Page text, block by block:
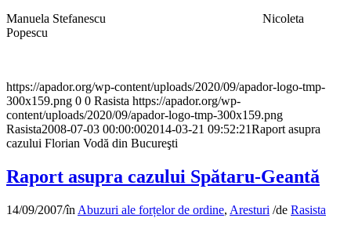
Manuela Stefanescu Nicoleta
Popescu
https://apador.org/wp-content/uploads/2020/09/apador-logo-tmp-
300x159.png 0 0 Rasista https://apador.org/wp-
content/uploads/2020/09/apador-logo-tmp-300x159.png
Rasista2008-07-03 00:00:002014-03-21 09:52:21Raport asupra
cazului Florian Vodă din Bucureşti
Raport asupra cazului Spătaru-Geantă
14/09/2007/în Abuzuri ale forțelor de ordine, Aresturi /de Rasista